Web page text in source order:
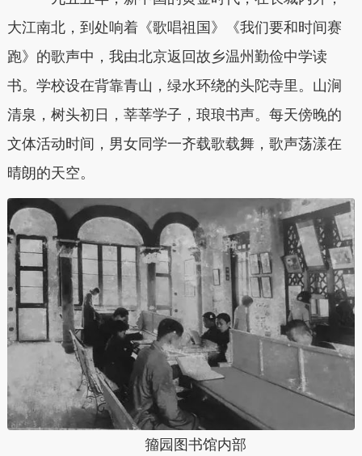
大江南北，到处响着《歌唱祖国》《我们要和时间赛
跑》的歌声中，我由北京返回故乡温州勤俭中学读
书。学校设在背靠青山，绿水环绕的头陀寺里。山涧
清泉，树头初日，莘莘学子，琅琅书声。每天傍晚的
文体活动时间，男女同学一齐载歌载舞，歌声荡漾在
晴朗的天空。
籀园图书馆内部